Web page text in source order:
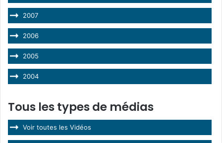
2007
2006
2005
2004
Tous les types de médias
Voir toutes les Vidéos